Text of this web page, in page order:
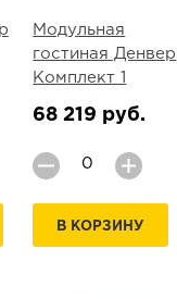
Модульная
гостиная Денвер
Комплект 1
68 219 руб.
В КОРЗИНУ